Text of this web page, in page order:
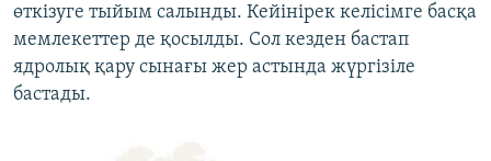
өткізуге тыйым салынды. Кейінірек келісімге басқа
мемлекеттер де қосылды. Сол кезден бастап
ядролық қару сынағы жер астында жүргізіле
бастады.